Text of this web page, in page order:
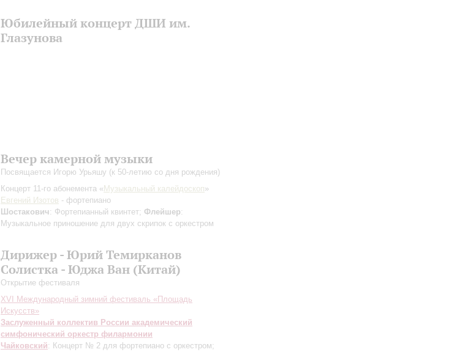
Юбилейный концерт ДШИ им.
Глазунова
Вечер камерной музыки
Посвящается Игорю Урьяшу (к 50-летию со дня рождения)
Концерт 11-го абонемента « Музыкальный калейдоскоп»
Евгений Изотов - фортепиано
Шостакович: Фортепианный квинтет; Флейшер:
Музыкальное приношение для двух скрипок с оркестром
Дирижер - Юрий Темирканов
Солистка - Юджа Ван (Китай)
Открытие фестиваля
XVI Международный зимний фестиваль «Площадь
Искусств»
Заслуженный коллектив России академический
симфонический оркестр филармонии
Чайковский: Концерт № 2 для фортепиано с оркестром;